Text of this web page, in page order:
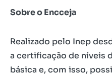
Sobre o Encceja
Realizado pelo Inep
a certificação de níveis
básica e, com isso,